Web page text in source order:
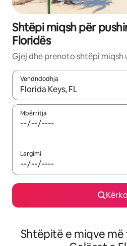
Shtëpi miqsh për
Floridës
Gjej dhe prenoto shtëpi miqsh
Vendndodhja
Kur rezultatet të jenë të
Mbërritja
Largimi
Kërko
Shtëpitë e miqve më